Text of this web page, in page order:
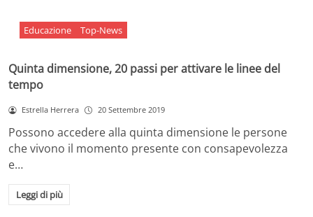
Educazione Top-News
Quinta dimensione, 20 passi per attivare le linee del
tempo
Estrella Herrera 20 Settembre 2019
Possono accedere alla quinta dimensione le persone
che vivono il momento presente con consapevolezza
e…
Leggi di più